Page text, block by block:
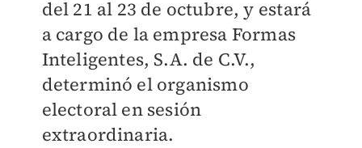
del 21 al 23 de octubre, y estará
a cargo de la empresa Formas
Inteligentes, S.A. de C.V.,
determinó el organismo
electoral en sesión
extraordinaria.